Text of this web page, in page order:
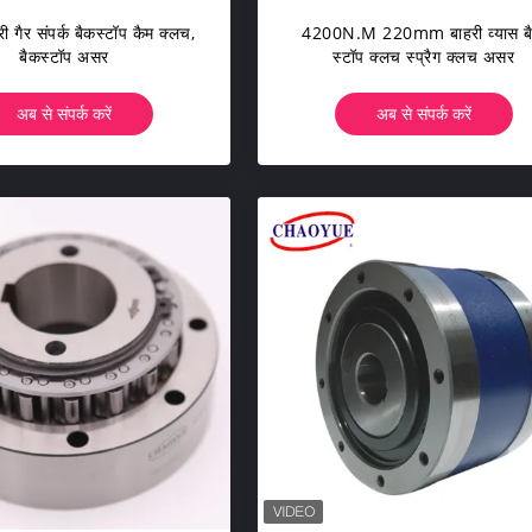
गैर संपर्क बैकस्टॉप कैम क्लच,
बैकस्टॉप असर
अब से संपर्क करें
4200N.M 220mm बाहरी व्यास
स्टॉप क्लच स्प्रैग क्लच असर
अब से संपर्क करें